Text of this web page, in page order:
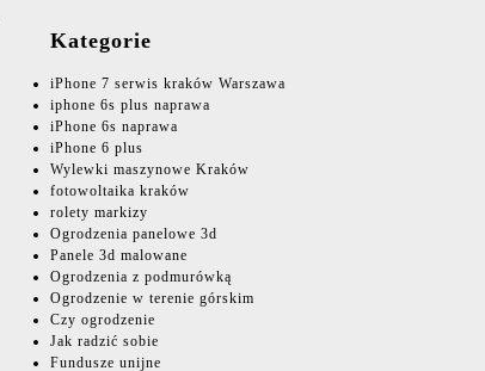
Kategorie
iPhone 7 serwis kraków Warszawa
iphone 6s plus naprawa
iPhone 6s naprawa
iPhone 6 plus
Wylewki maszynowe Kraków
fotowoltaika kraków
rolety markizy
Ogrodzenia panelowe 3d
Panele 3d malowane
Ogrodzenia z podmurówką
Ogrodzenie w terenie górskim
Czy ogrodzenie
Jak radzić sobie
Fundusze unijne